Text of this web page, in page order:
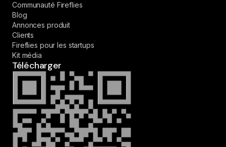
Communauté Fireflies
Blog
Annonces produit
Clients
Fireflies pour les startups
Kit média
Télécharger